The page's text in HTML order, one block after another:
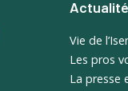
Vie de
Les pros
La presse